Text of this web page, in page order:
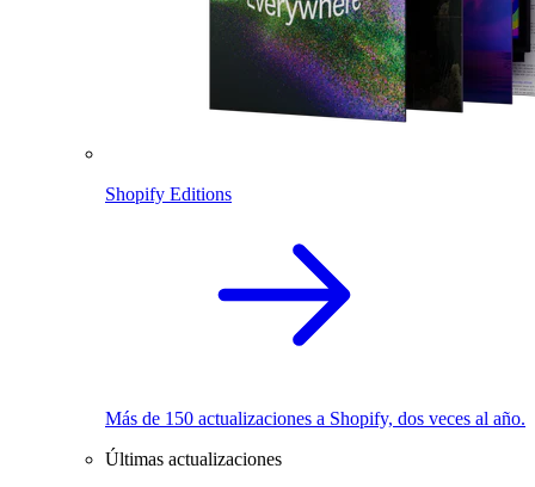
Shopify Editions
Más de 150 actualizaciones a Shopify, dos veces al año.
Últimas actualizaciones